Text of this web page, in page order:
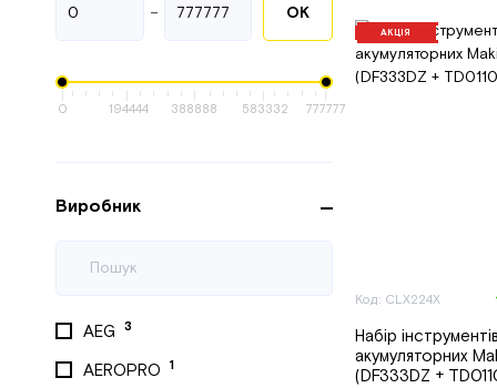
- ОК
0 194444 388888 583332 777777
Виробник
AEG 3
AEROPRO 1
АКЦІЯ
Код: CLX224X
Набір інструментів
акумуляторних
(DF333DZ +